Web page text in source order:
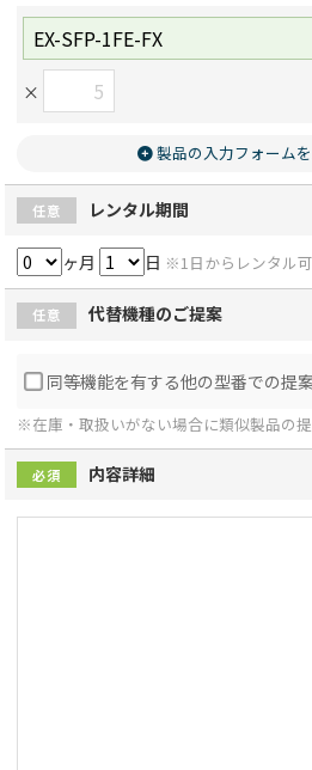
×
製品の入力フォーム
任意 レンタル期間
ヶ月 日 ※1日からレンタル可
任意 代替機種のご提案
同等機能を有する他の型番での提
※在庫・取扱いがない場合に類似製品の
必須 内容詳細